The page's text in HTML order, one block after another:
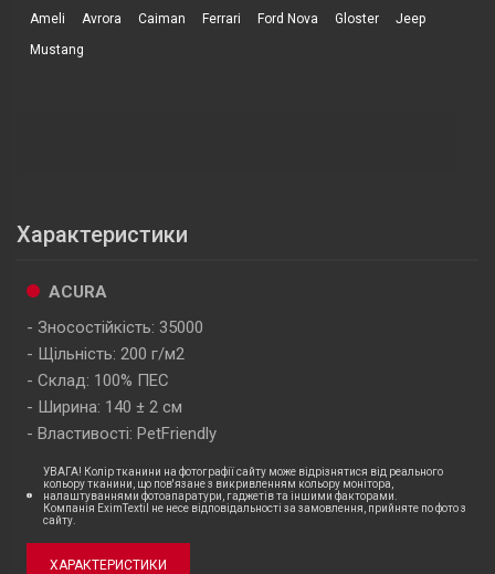
Ameli
Avrora Caiman Ferrari Ford Nova Gloster
Jeep
Mustang
Характеристики
ACURA
Зносостійкість: 35000
Щільність: 200 г/м2
Склад: 100% ПЕС
Ширина: 140 ± 2 см
Властивості: PetFriendly
УВАГА! Колір тканини на фотографії сайту може відрізнятися від реального
кольору тканини, що пов'язане з викривленням кольору монітора,
налаштуваннями фотоапаратури, гаджетів та іншими факторами.
Компанія EximTextil не несе відповідальності за замовлення, прийняте по фото з
сайту.
ХАРАКТЕРИСТИКИ